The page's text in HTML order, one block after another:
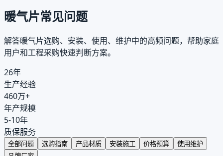
暖气片常见问题
解答暖气片选购、安装、使用、维护中的高频问题，帮助家庭
用户和工程采购快速判断方案。
26年
生产经验
460万+
年产规模
5-10年
质保服务
全部问题 选购指南 产品材质 安装施工 价格预算
使用维护